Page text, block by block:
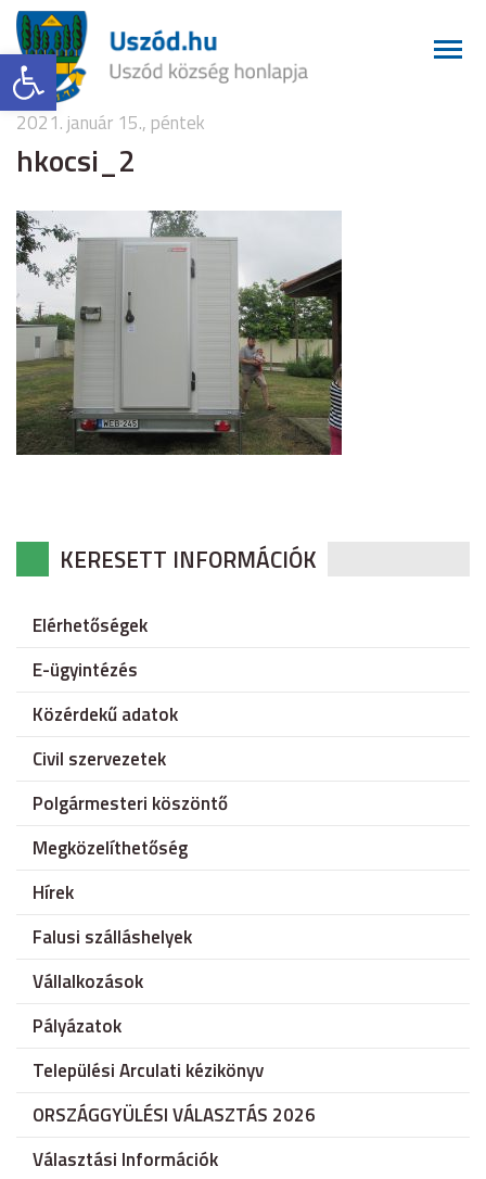
Eszköztár megnyitása
2021. január 15., péntek
hkocsi_2
KERESETT INFORMÁCIÓK
Elérhetőségek
E-ügyintézés
Közérdekű adatok
Civil szervezetek
Polgármesteri köszöntő
Megközelíthetőség
Hírek
Falusi szálláshelyek
Vállalkozások
Pályázatok
Települési Arculati kézikönyv
ORSZÁGGYÜLÉSI VÁLASZTÁS 2026
Választási Információk